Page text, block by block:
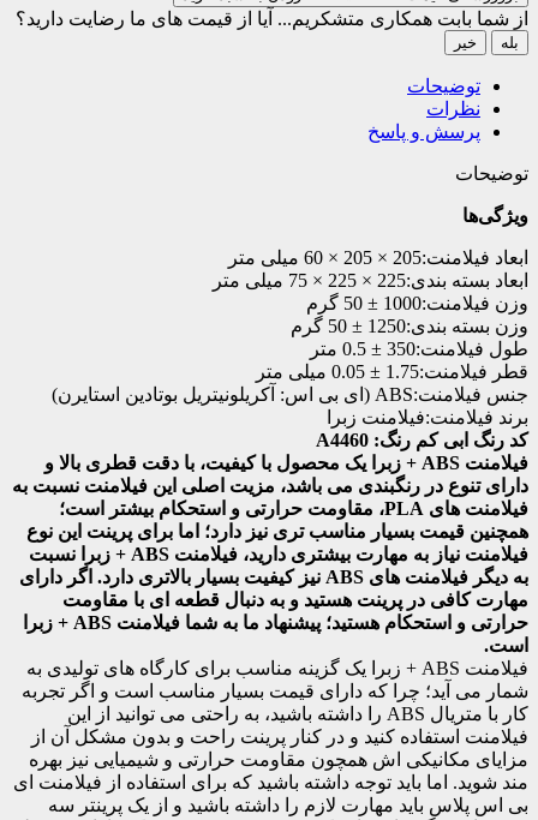
از شما بابت همکاری متشکریم... آیا از قیمت های ما رضایت دارید؟
بله خیر
توضیحات
نظرات
پرسش و پاسخ
توضیحات
ویژگی‌ها
ابعاد فیلامنت:205 × 205 × 60 میلی متر
ابعاد بسته بندی:225 × 225 × 75 میلی متر
وزن فیلامنت:1000 ± 50 گرم
وزن بسته بندی:1250 ± 50 گرم
طول فیلامنت:350 ± 0.5 متر
قطر فیلامنت:1.75 ± 0.05 میلی متر
جنس فیلامنت:ABS (ای بی اس: آکریلونیتریل بوتادین استایرن)
برند فیلامنت:فیلامنت زبرا
کد رنگ ابی کم رنگ: A4460
فیلامنت ABS + زبرا یک محصول با کیفیت، با دقت قطری بالا و
دارای تنوع در رنگبندی می باشد، مزیت اصلی این فیلامنت نسبت به
فیلامنت های PLA، مقاومت حرارتی و استحکام بیشتر است؛
همچنین قیمت بسیار مناسب تری نیز دارد؛ اما برای پرینت این نوع
فیلامنت نیاز به مهارت بیشتری دارید، فیلامنت ABS + زبرا نسبت
به دیگر فیلامنت های ABS نیز کیفیت بسیار بالاتری دارد. اگر دارای
مهارت کافی در پرینت هستید و به دنبال قطعه ای با مقاومت
حرارتی و استحکام هستید؛ پیشنهاد ما به شما فیلامنت ABS + زبرا
است.
فیلامنت ABS + زبرا یک گزینه مناسب برای کارگاه های تولیدی به
شمار می آید؛ چرا که دارای قیمت بسیار مناسب است و اگر تجربه
کار با متریال ABS را داشته باشید، به راحتی می توانید از این
فیلامنت استفاده کنید و در کنار پرینت راحت و بدون مشکل آن از
مزایای مکانیکی اش همچون مقاومت حرارتی و شیمیایی نیز بهره
مند شوید. اما باید توجه داشته باشید که برای استفاده از فیلامنت ای
بی اس پلاس باید مهارت لازم را داشته باشید و از یک پرینتر سه